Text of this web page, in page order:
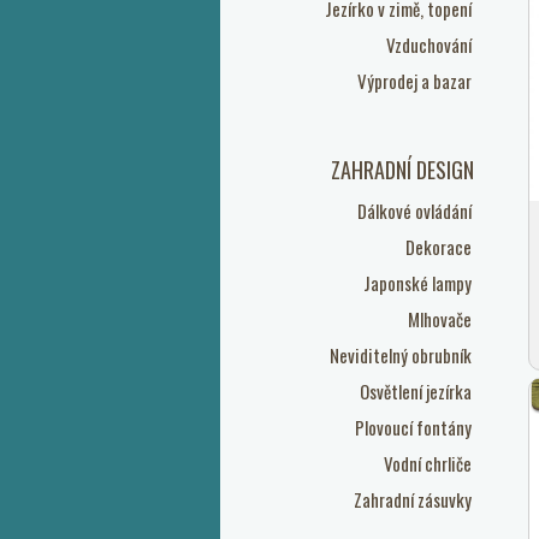
Jezírko v zimě, topení
Vzduchování
Výprodej a bazar
ZAHRADNÍ DESIGN
Dálkové ovládání
Dekorace
Japonské lampy
Mlhovače
Neviditelný obrubník
Osvětlení jezírka
Plovoucí fontány
Vodní chrliče
Zahradní zásuvky